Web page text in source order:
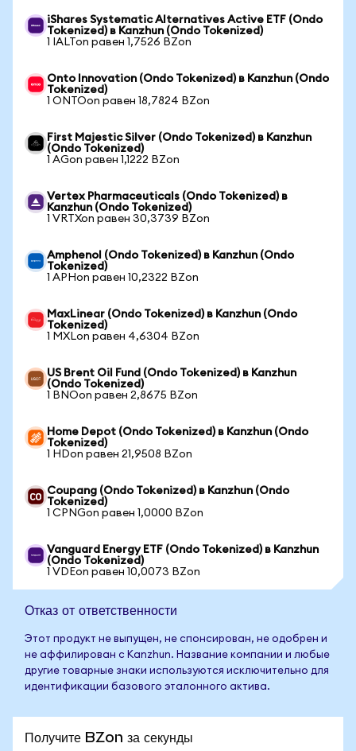
iShares Systematic Alternatives Active ETF (Ondo
Tokenized) в Kanzhun (Ondo Tokenized)
1 IALTon равен 1,7526 BZon
Onto Innovation (Ondo Tokenized) в Kanzhun (Ondo
Tokenized)
1 ONTOon равен 18,7824 BZon
First Majestic Silver (Ondo Tokenized) в Kanzhun
(Ondo Tokenized)
1 AGon равен 1,1222 BZon
Vertex Pharmaceuticals (Ondo Tokenized) в
Kanzhun (Ondo Tokenized)
1 VRTXon равен 30,3739 BZon
Amphenol (Ondo Tokenized) в Kanzhun (Ondo
Tokenized)
1 APHon равен 10,2322 BZon
MaxLinear (Ondo Tokenized) в Kanzhun (Ondo
Tokenized)
1 MXLon равен 4,6304 BZon
US Brent Oil Fund (Ondo Tokenized) в Kanzhun
(Ondo Tokenized)
1 BNOon равен 2,8675 BZon
Home Depot (Ondo Tokenized) в Kanzhun (Ondo
Tokenized)
1 HDon равен 21,9508 BZon
Coupang (Ondo Tokenized) в Kanzhun (Ondo
Tokenized)
1 CPNGon равен 1,0000 BZon
Vanguard Energy ETF (Ondo Tokenized) в Kanzhun
(Ondo Tokenized)
1 VDEon равен 10,0073 BZon
Отказ от ответственности
Этот продукт не выпущен, не спонсирован, не одобрен и
не аффилирован с Kanzhun. Название компании и любые
другие товарные знаки используются исключительно для
идентификации базового эталонного актива.
Получите BZon за секунды